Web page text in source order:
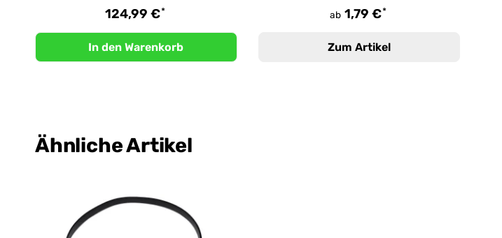
124,99 €*
In den Warenkorb
ab 1,79 €*
Zum Artikel
Ähnliche Artikel